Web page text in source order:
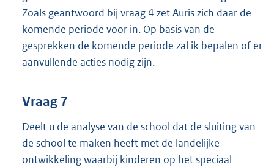
Zoals geantwoord bij vraag 4 zet Auris zich daar de
komende periode voor in. Op basis van de
gesprekken de komende periode zal ik bepalen of er
aanvullende acties nodig zijn.
Vraag 7
Deelt u de analyse van de school dat de sluiting van
de school te maken heeft met de landelijke
ontwikkeling waarbij kinderen op het speciaal